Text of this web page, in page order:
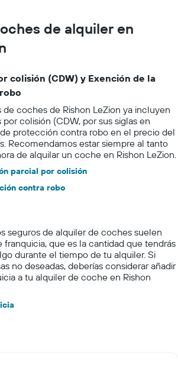
de alquiler en
colisión (CDW) y Exención de la
coches de Rishon LeZion ya incluyen
colisión (CDW, por sus siglas en
protección contra robo en el precio del
Recomendamos estar siempre al tanto
de alquilar un coche en Rishon LeZion.
parcial por colisión
contra robo
seguros de alquiler de coches suelen
que es la cantidad que tendrás
durante el tiempo de tu alquiler. Si
no deseadas, deberías considerar añadir
a tu alquiler de coche en Rishon